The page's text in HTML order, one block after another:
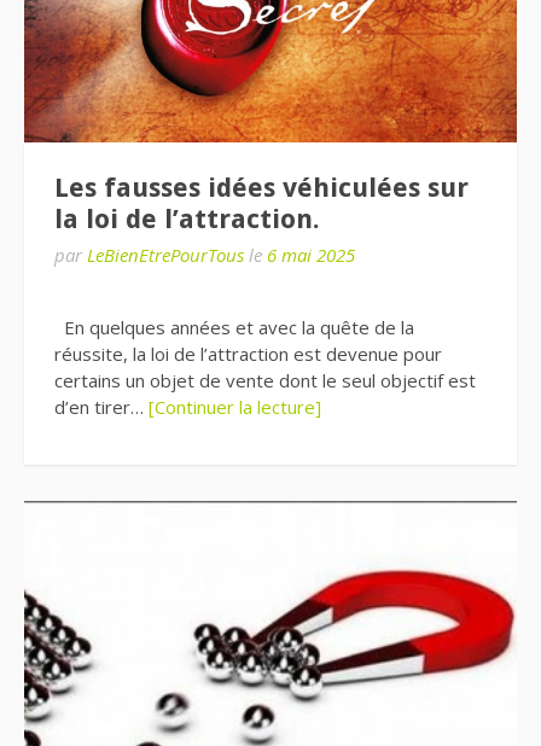
Les fausses idées véhiculées sur
la loi de l’attraction.
par LeBienEtrePourTous le 6 mai 2025
En quelques années et avec la quête de la
réussite, la loi de l’attraction est devenue pour
certains un objet de vente dont le seul objectif est
d’en tirer… [Continuer la lecture]